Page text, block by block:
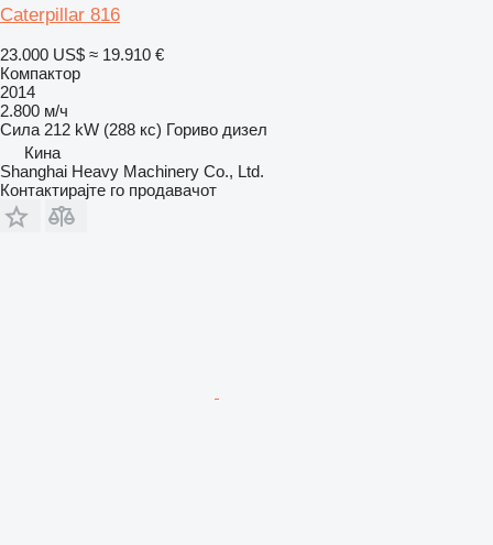
Caterpillar 816
23.000 US$ ≈ 19.910 €
Компактор
2014
2.800 м/ч
Сила 212 kW (288 кс) Гориво дизел
Кина
Shanghai Heavy Machinery Co., Ltd.
Контактирајте го продавачот